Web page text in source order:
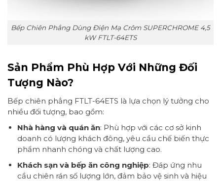
Bếp Chiên Phẳng Dùng Điện Mạ Crôm SUPERCHROME 4,5
kW FTLT-64ETS
Sản Phẩm Phù Hợp Với Những Đối
Tượng Nào?
Bếp chiên phẳng FTLT-64ETS là lựa chọn lý tưởng cho
nhiều đối tượng, bao gồm:
Nhà hàng và quán ăn: Phù hợp với các cơ sở kinh
doanh có lượng khách đông, yêu cầu chế biến thực
phẩm nhanh chóng và chất lượng cao.
Khách sạn và bếp ăn công nghiệp: Đáp ứng nhu
cầu chiên rán số lượng lớn, đảm bảo vệ sinh và hiệu